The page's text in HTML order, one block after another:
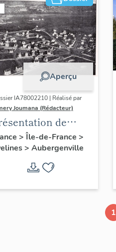
Aperçu
IA78002210 | Réalisé par
Joumana (Rédacteur)
de
> Île-de-France >
> Aubergenville
1